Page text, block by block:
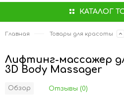
КАТАЛОГ
Главная Товары для красоты
Лифтинг-массажер
3D Body Massager
Обзор Отзывы (0)